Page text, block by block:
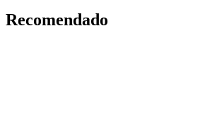
Recomendado